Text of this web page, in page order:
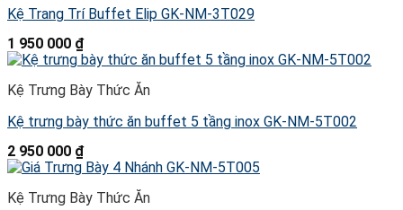
Kệ Trang Trí Buffet Elip GK-NM-3T029
1 950 000 ₫
Kệ Trưng Bày Thức Ăn
Kệ trưng bày thức ăn buffet 5 tầng inox GK-NM-5T002
2 950 000 ₫
Kệ Trưng Bày Thức Ăn